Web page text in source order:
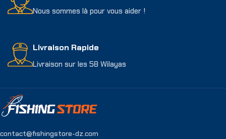
Nous sommes là pour vous aider !
Livraison Rapide
Livraison sur les 58 Wilayas
contact@fishingstore-dz.com